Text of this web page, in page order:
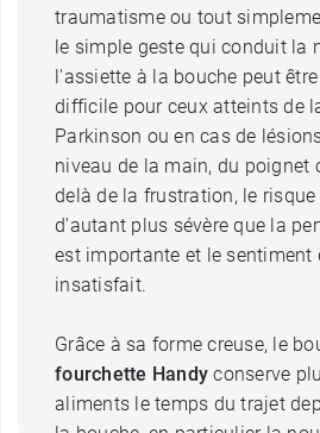
traumatisme ou tout
le simple geste qui conduit la
l'assiette à la bouche peut
difficile pour ceux atteints de
Parkinson ou en cas de
niveau de la main, du poignet
delà de la frustration, le
d'autant plus sévère que la
est importante et le sentiment
insatisfait.
Grâce à sa forme creuse, le
fourchette Handy conserve
aliments le temps du trajet